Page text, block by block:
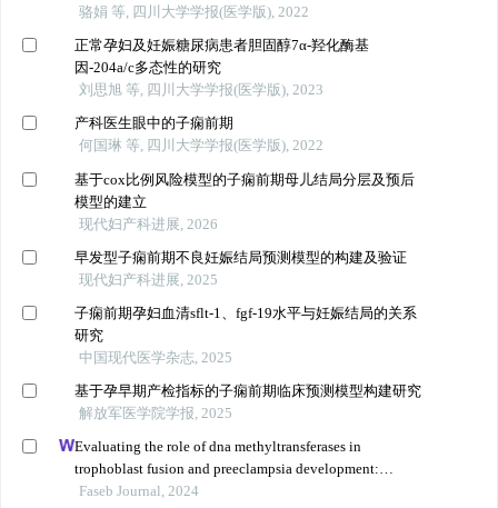
骆娟 等, 四川大学学报(医学版), 2022
正常孕妇及妊娠糖尿病患者胆固醇7α-羟化酶基
因-204a/c多态性的研究
刘思旭 等, 四川大学学报(医学版), 2023
产科医生眼中的子痫前期
何国琳 等, 四川大学学报(医学版), 2022
基于cox比例风险模型的子痫前期母儿结局分层及预后
模型的建立
现代妇产科进展, 2026
早发型子痫前期不良妊娠结局预测模型的构建及验证
现代妇产科进展, 2025
子痫前期孕妇血清sflt-1、fgf-19水平与妊娠结局的关系
研究
中国现代医学杂志, 2025
基于孕早期产检指标的子痫前期临床预测模型构建研究
解放军医学院学报, 2025
Evaluating the role of dna methyltransferases in
trophoblast fusion and preeclampsia development:
insights from methylation-regulated genes
Faseb Journal, 2024